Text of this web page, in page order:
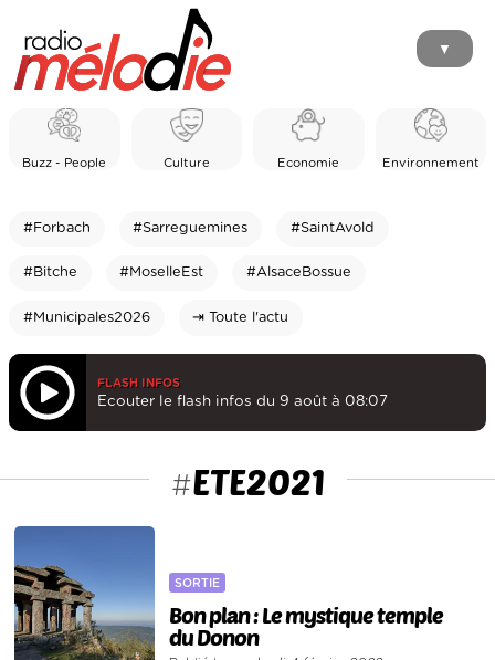
▼
Buzz - People Culture Economie Environnement
#Forbach #Sarreguemines #SaintAvold
#Bitche #MoselleEst #AlsaceBossue
#Municipales2026 ⇥ Toute l'actu
FLASH INFOS
Ecouter le flash infos du 9 août à 08:07
#ETE2021
SORTIE
Bon plan : Le mystique temple
du Donon